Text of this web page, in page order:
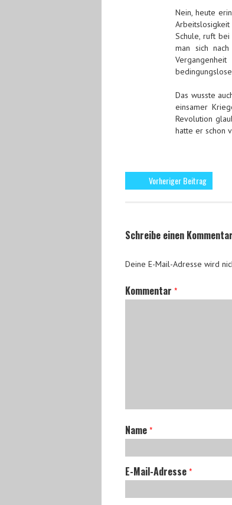
Nein, heute
Schule, ruft
man sich
Das wusste
einsamer
Revolution
hatte er schon
Vorheriger Beitrag
Schreibe einen Kommentar
Deine E-Mail-Adresse wird
Kommentar *
Name *
E-Mail-Adresse *